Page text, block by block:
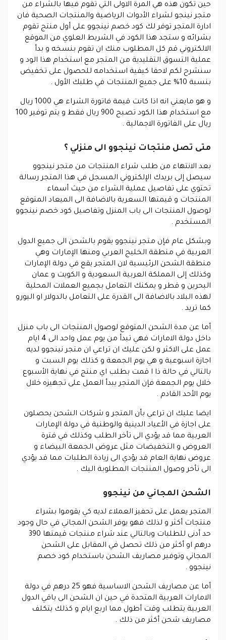
حين تكون هذه هي المرة الاولى التي تقوم فيها بالشراء من
متجر نينجو لشراء الأدوات الرياضية والمنتجات الصحية فان
ادارة المتجر توفر لك كود خصم نينجوو على أول منتج تقوم
بشرائه و ستجد هذا الكود في الشريط العلوي من الموقع
الالكتروني قم كل المطلوب منك ان تقوم بنسخه و بدأ
عملية التسوق التقليدية من المتجر مع استخدام هذا الود و
سنشرح لكم لاحقا كيفية استخدامه للحصول على تخفيض
بنسبة 10% على جميع المنتجات في طلبك الأول .
و هو مايعني انه اذا كانت قيمة فاتورة الشراء هي 1000 ريال
مع استخدام هذا الكود تصبح 900 ريال فقط و يتم توفير 100
ريال على الفاتورة الاجمالية .
متى تصل منتجات نينجوو الى منزلي ؟
بعد الانتهاء من طلب شراء المنتجات من متجر نينجوو
سيصل إلى بريدك الإلكتروني المسجل في هذا المتجر رسالة
تحتوي على تفاصيل عملية الشراء من حيث أسماء
المنتجات و قيمتها السعرية بالاضافة الى الميعاد المتوقع
لوصول المنتجات الى باب المنزل وتفاصيل كود خصم نينجوو
المستخدم .
وبشكل عام فإن متجر نينجوو يقوم بالشحن الى جميع الدول
العربية في منطقة الخليج العربي ومنها الإمارات وهي
منطقة الشحن الرئيسية لان المتجر يقع في دولة الإمارات
وكذلك إلى المملكة العربية السعودية و الكويت و عمان
البحرين و قطر و يمكنك التعامل بجميع العملات المحلية
لهذه البلاد بالاضافة الى القدرة على التعامل بالدولار او اليورو
كما تريد .
أما عن مدة الشحن المتوقع لوصول المنتجات الى باب منزل
داخل دولة الامارات فهي تبدأ من يوم عمل واحد الى 4 ايام
عمل على الاكثر و لكن عليك ان تراعي ان متجر نينجوو لديه
اجازة اسبوعية و هي يوم الجمعة و كذلك يوم السبت و
بالتالي في حالة ذا ا قمت بطلب اي منتج في نهاية الأسبوع
خلال يوم الجمعة فإن المتجر يبدأ العمل على تجهيزه خلال
يوم الأحد القادم .
ايضا عليك ان تراعي بأن المتجر و شركات الشحن يحصلون
على اجازة في الأعياد الدينية والوطنية في دولة الإمارات
العربية مما قد يؤدي الى تأخر الطلب وكذلك في فترة
العروض و التخفيضات مثل عروض الجمعة البيضاء و
عروض نهاية العام قد يؤدي الى زيادة الطلبات مما قد يؤدي
الى تأخر وصول المنتجات المطلوبة اليك .
الشحن المجاني من نينجوو
المتجر يعمل على تحفيز العملاء لديه كي يقوموا بشراء
منتجات أكثر و لذلك فهو يوفر الشحن المجاني في حال وجود
حد أدنى للطلبات وبالتالي عند شراء منتجات قيمتها 390
درهم او أكثر من ذلك تحصل في المقابل على الشحن
المجاني وتوفير مصاريف الشحن باستخدام كود خصم
نينجوو .
أما عن مصاريف الشحن الاساسية فهو 25 درهم في دولة
الامارات العربية المتحدة في حين ان الشحن الى باقي الدول
العربية يتطلب وقت أطول مما اربع ايام و كذلك يتكلف
مصاريف شحن أكثر من ذلك .